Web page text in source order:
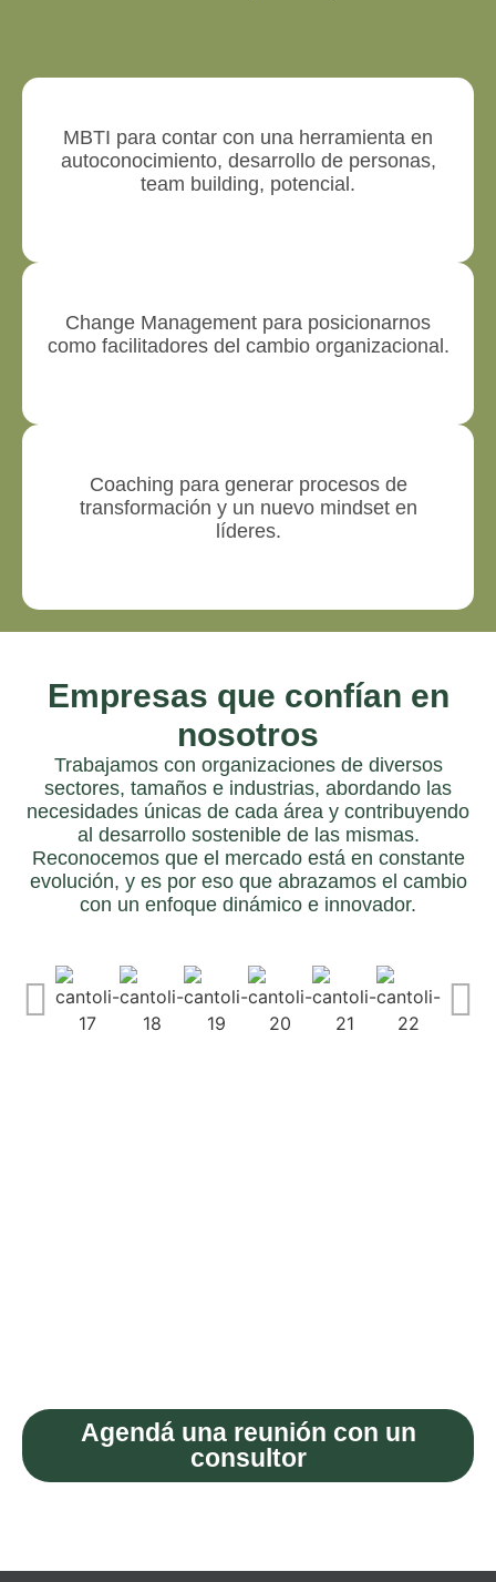
MBTI para contar con una herramienta en
autoconocimiento, desarrollo de personas,
team building, potencial.
Change Management para posicionarnos
como facilitadores del cambio organizacional.
Coaching para generar procesos de
transformación y un nuevo mindset en
líderes.
Empresas que confían en
nosotros
Trabajamos con organizaciones de diversos
sectores, tamaños e industrias, abordando las
necesidades únicas de cada área y contribuyendo
al desarrollo sostenible de las mismas.
Reconocemos que el mercado está en constante
evolución, y es por eso que abrazamos el cambio
con un enfoque dinámico e innovador.
Agendá una reunión con un
consultor